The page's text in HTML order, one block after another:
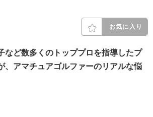
お気に入り
など数多くのトッププロを指導したプ
、アマチュアゴルファーのリアルな悩